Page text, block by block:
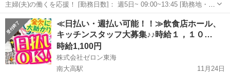
主婦(夫)の働くを応援！ [勤務日数]： 週5日~ 09:00~13:45 [勤務地・最
寄駅]： 愛知県名古屋市緑区森の里1丁目107 株式会社魚国総本社 名
古屋本部 南大高駅／大高駅 [職種名]：調理補助 [求人...
愛知 名古屋市 南大高駅 キッチン
≪日払い・週払い可能！！≫飲食店ホール、
キッチンスタッフ大募集♪♪時給１，１０…
時給1,100円
株式会社ゼロン東海
南大高駅
11月24日